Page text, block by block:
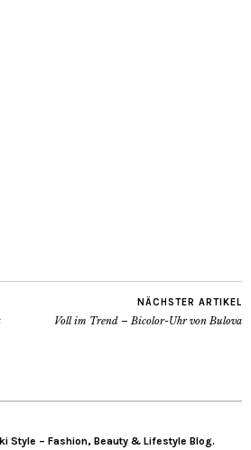
NÄCHSTER ARTIKEL
Voll im Trend – Bicolor-Uhr von Bulova
Style – Fashion, Beauty & Lifestyle Blog.